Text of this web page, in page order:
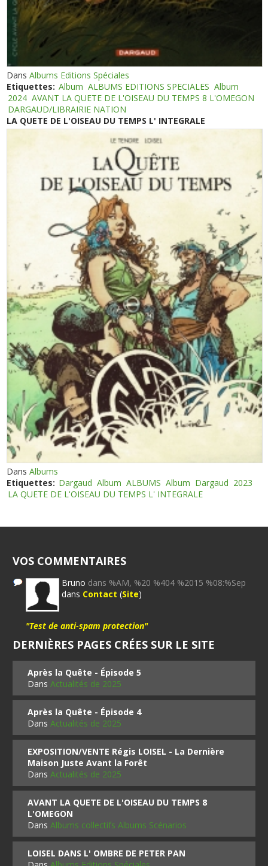
DansAlbums Editions Spéciales
Etiquettes: Album ALBUMS EDITIONS SPECIALES Album
2024 AVANT LA QUETE DE L'OISEAU DU TEMPS 8 L'OMEGON
DARGAUD/LIBRAIRIE NATION
LA QUETE DE L'OISEAU DU TEMPS L' INTEGRALE
DansAlbums
Etiquettes: Dargaud Album ALBUMS Album Dargaud 2023
LA QUETE DE L'OISEAU DU TEMPS L' INTEGRALE
VOS COMMENTAIRES
Bruno dans %AM, %20 %404 %2015 %08:%Sep
dans Contact (Site)
"Test de anti-spam protection"
DERNIÈRES PAGES CRÉES SUR LE SITE
Après la Quête - Épisode 5
DansActualités de 2025
Après la Quête - Épisode 4
DansActualités de 2025
EXPOSITION/VENTE Régis LOISEL - La Dernière
Maison Juste Avant la Forêt
DansActualités de 2025
AVANT LA QUETE DE L'OISEAU DU TEMPS 8
L'OMEGON
DansAlbums collectifs Albums Scénarios
LOISEL DANS L' OMBRE DE PETER PAN